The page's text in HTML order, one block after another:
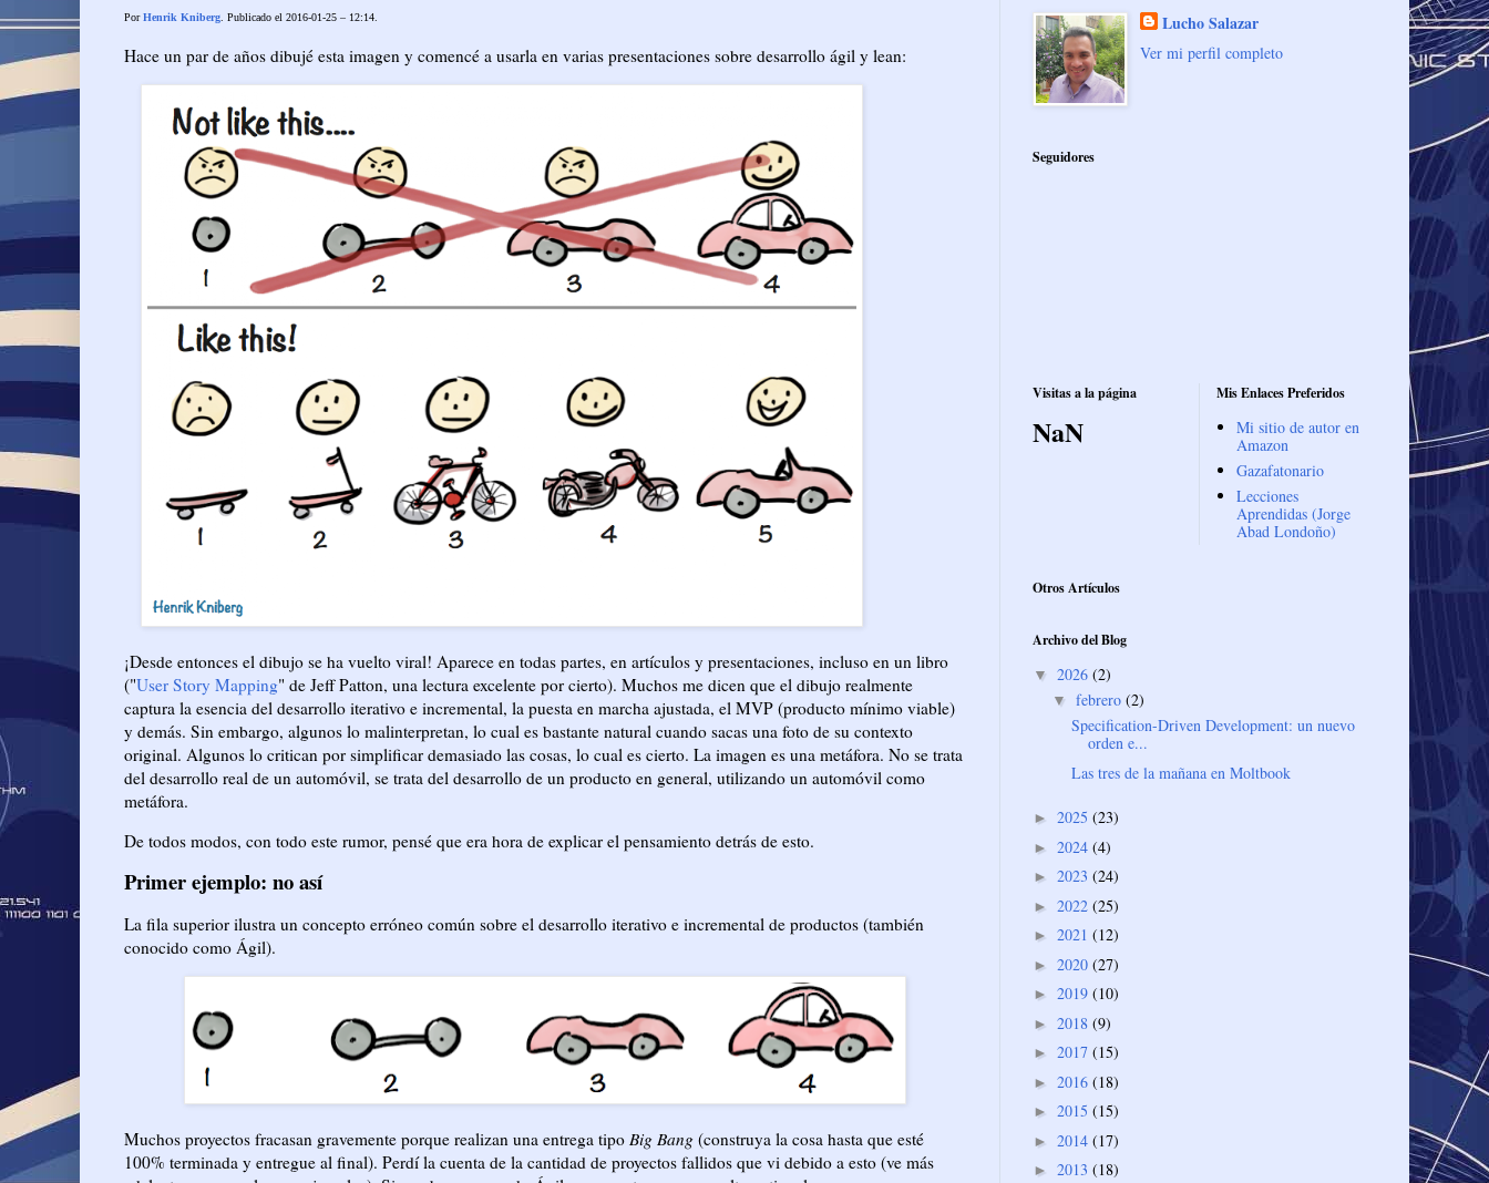
PorHenrik Kniberg. Publicado el 2016-01-25 – 12:14.
Hace un par de años dibujé esta imagen y comencé a usarla en varias presentaciones sobre desarrollo ágil y lean:
¡Desde entonces el dibujo se ha vuelto viral! Aparece en todas partes, en artículos y presentaciones, incluso en un libro
("User Story Mapping" de Jeff Patton, una lectura excelente por cierto). Muchos me dicen que el dibujo realmente
captura la esencia del desarrollo iterativo e incremental, la puesta en marcha ajustada, el MVP (producto mínimo viable)
y demás. Sin embargo, algunos lo malinterpretan, lo cual es bastante natural cuando sacas una foto de su contexto
original. Algunos lo critican por simplificar demasiado las cosas, lo cual es cierto. La imagen es una metáfora. No se trata
del desarrollo real de un automóvil, se trata del desarrollo de un producto en general, utilizando un automóvil como
metáfora.
De todos modos, con todo este rumor, pensé que era hora de explicar el pensamiento detrás de esto.
Primer ejemplo: no así
La fila superior ilustra un concepto erróneo común sobre el desarrollo iterativo e incremental de productos (también
conocido como Ágil).
Muchos proyectos fracasan gravemente porque realizan una entrega tipo Big Bang (construya la cosa hasta que esté
100% terminada y entregue al final). Perdí la cuenta de la cantidad de proyectos fallidos que vi debido a esto (ve más
Lucho Salazar
Ver mi perfil completo
Seguidores
Visitas a la página
NaN
Mis Enlaces Preferidos
Mi sitio de autor en
Amazon
Gazafatonario
Lecciones
Aprendidas (Jorge
Abad Londoño)
Otros Artículos
Archivo del Blog
▼ 2026 (2)
▼ febrero (2)
Specification-Driven Development: un nuevo
orden e...
Las tres de la mañana en Moltbook
► 2025 (23)
► 2024 (4)
► 2023 (24)
► 2022 (25)
► 2021 (12)
► 2020 (27)
► 2019 (10)
► 2018 (9)
► 2017 (15)
► 2016 (18)
► 2015 (15)
► 2014 (17)
► 2013 (18)